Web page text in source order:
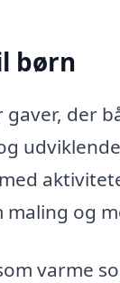
børn
der
og
varme